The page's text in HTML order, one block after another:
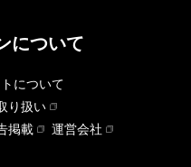
について
について
り扱い
掲載
運営会社